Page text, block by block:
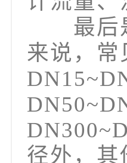
最后是
来说，
径外，其